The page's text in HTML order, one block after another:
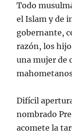
Todo
el Islam y de
gobernante,
razón, los
una mujer de
Difícil
nombrado
acomete la